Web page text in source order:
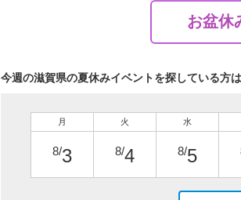
お盆休
今週の滋賀県の夏休みイベントを探している方
月
8/3
火
8/4
水
8/5